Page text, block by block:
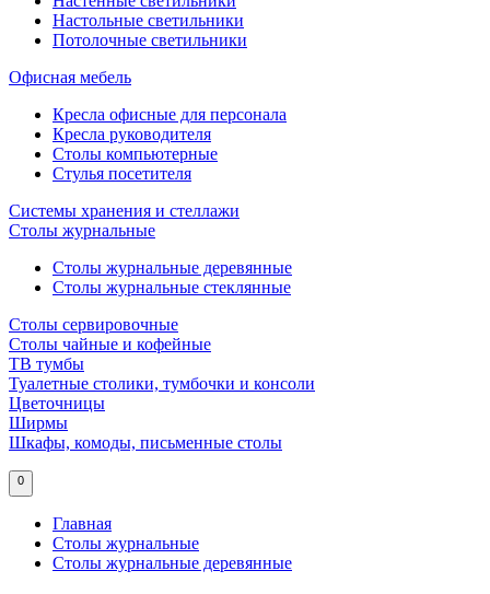
Настольные светильники
Потолочные светильники
Офисная мебель
Кресла офисные для персонала
Кресла руководителя
Столы компьютерные
Стулья посетителя
Системы хранения и стеллажи
Столы журнальные
Столы журнальные деревянные
Столы журнальные стеклянные
Столы сервировочные
Столы чайные и кофейные
ТВ тумбы
Туалетные столики, тумбочки и консоли
Цветочницы
Ширмы
Шкафы, комоды, письменные столы
0
Главная
Столы журнальные
Столы журнальные деревянные